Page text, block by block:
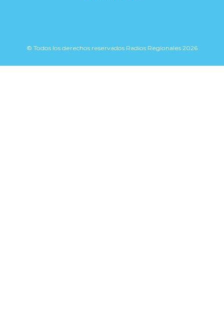
© Todos los derechos reservados Radios Regionales 2026